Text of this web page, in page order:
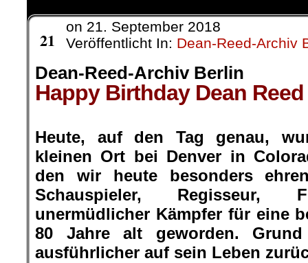
21
on 21. September 2018
Veröffentlicht In: Dean-Reed-Archiv
Dean-Reed-Archiv Berlin
Happy Birthday Dean Reed
Heute, auf den Tag genau,
kleinen Ort bei Denver in
den wir heute besonders
Schauspieler, Regisseur,
unermüdlicher Kämpfer für eine
80 Jahre alt geworden.
ausführlicher auf sein Leben